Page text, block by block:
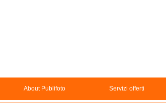
About Publifoto Servizi offerti